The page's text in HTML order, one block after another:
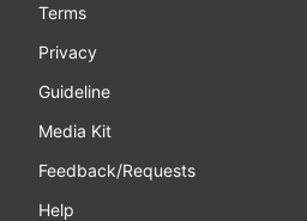
Terms
Privacy
Guideline
Media Kit
Feedback/Requests
Help